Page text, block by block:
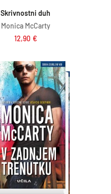
Skrivnostni duh
Monica McCarty
12,90 €
Dodaj v košarico